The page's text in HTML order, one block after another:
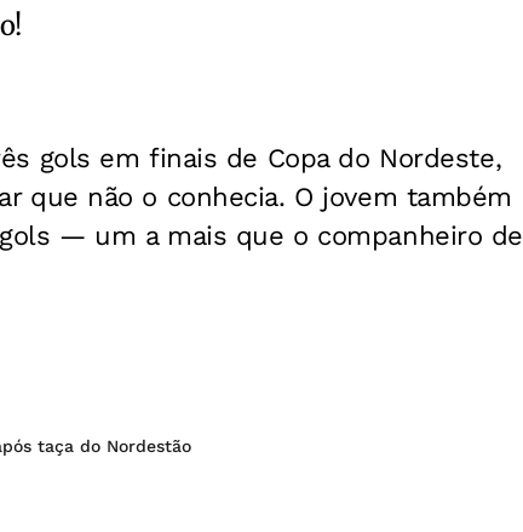
gols em finais de Copa do Nordeste,
que não o conhecia. O jovem também
— um a mais que o companheiro de
taça do Nordestão